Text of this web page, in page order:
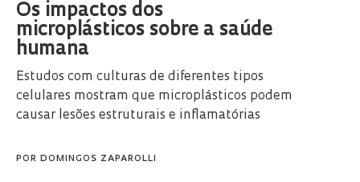
Os impactos dos
microplásticos sobre a saúde
humana
Estudos com culturas de diferentes tipos
celulares mostram que microplásticos podem
causar lesões estruturais e inflamatórias
POR DOMINGOS ZAPAROLLI